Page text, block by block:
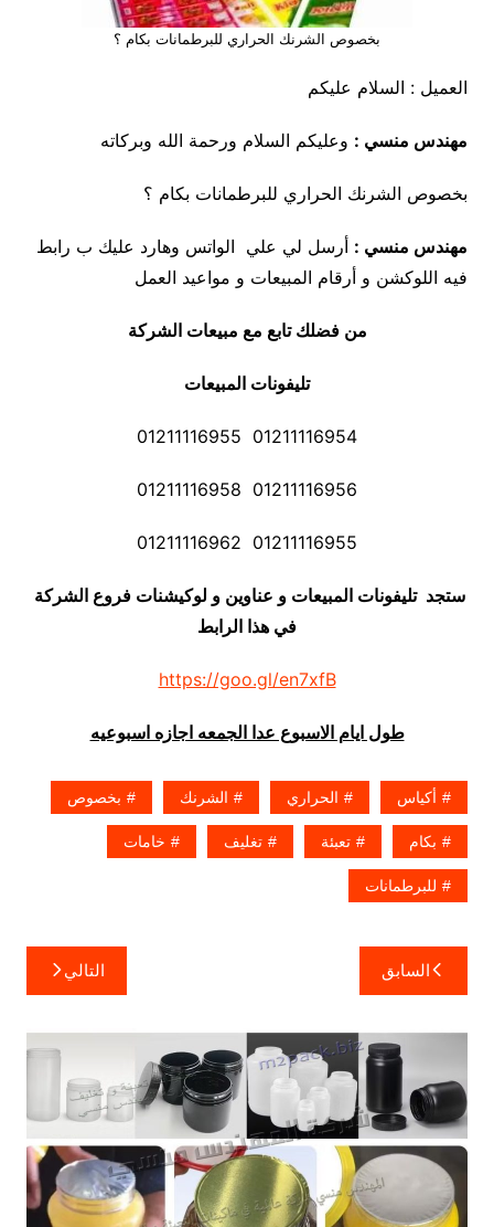
بخصوص الشرنك الحراري للبرطمانات بكام ؟
العميل : السلام عليكم
مهندس منسي : وعليكم السلام ورحمة الله وبركاته
بخصوص الشرنك الحراري للبرطمانات بكام ؟
مهندس منسي : أرسل لي علي الواتس وهارد عليك ب رابط
فيه اللوكشن و أرقام المبيعات و مواعيد العمل
من فضلك تابع مع مبيعات الشركة
تليفونات المبيعات
01211116954 01211116955
01211116956 01211116958
01211116955 01211116962
ستجد تليفونات المبيعات و عناوين و لوكيشنات فروع الشركة
في هذا الرابط
https://goo.gl/en7xfB
طول ايام الاسبوع عدا الجمعه اجازه اسبوعيه
أكياس الحراري الشرنك بخصوص
بكام تعبئة تغليف خامات
للبرطمانات
تصفّح
المقالات
السابق التالي